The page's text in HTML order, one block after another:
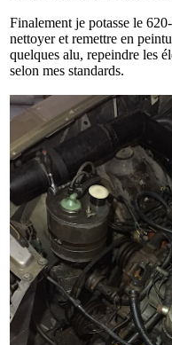
Finalement je potasse le
nettoyer et remettre en
quelques alu, repeindre les
selon mes standards.